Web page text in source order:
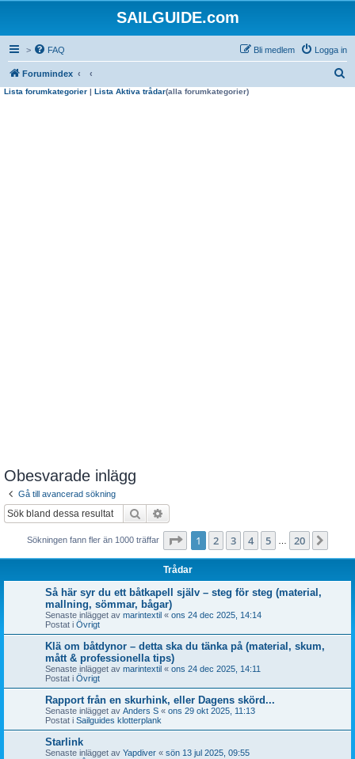
SAILGUIDE.com
> FAQ Logga in
Bli medlem
Forumindex
Lista forumkategorier | Lista Aktiva trådar(alla forumkategorier)
Obesvarade inlägg
Gå till avancerad sökning
Sök
Sökningen fann fler än 1000 träffar Sida av 20
1 2 3 4 5 20
Trådar
Så här syr du ett båtkapell själv – steg för steg (material,
mallning, sömmar, bågar)
Senaste inlägget av marintextil « ons 24 dec 2025, 14:14
Postat i Övrigt
Klä om båtdynor – detta ska du tänka på (material, skum,
mått & professionella tips)
Senaste inlägget av marintextil « ons 24 dec 2025, 14:11
Postat i Övrigt
Rapport från en skurhink, eller Dagens skörd...
Senaste inlägget av Anders S « ons 29 okt 2025, 11:13
Postat i Sailguides klotterplank
Starlink
Senaste inlägget av Yapdiver « sön 13 jul 2025, 09:55